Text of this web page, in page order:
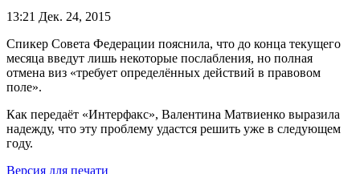
13:21 Дек. 24, 2015
Спикер Совета Федерации пояснила, что до конца текущего
месяца введут лишь некоторые послабления, но полная
отмена виз «требует определённых действий в правовом
поле».
Как передаёт «Интерфакс», Валентина Матвиенко выразила
надежду, что эту проблему удастся решить уже в следующем
году.
Версия для печати